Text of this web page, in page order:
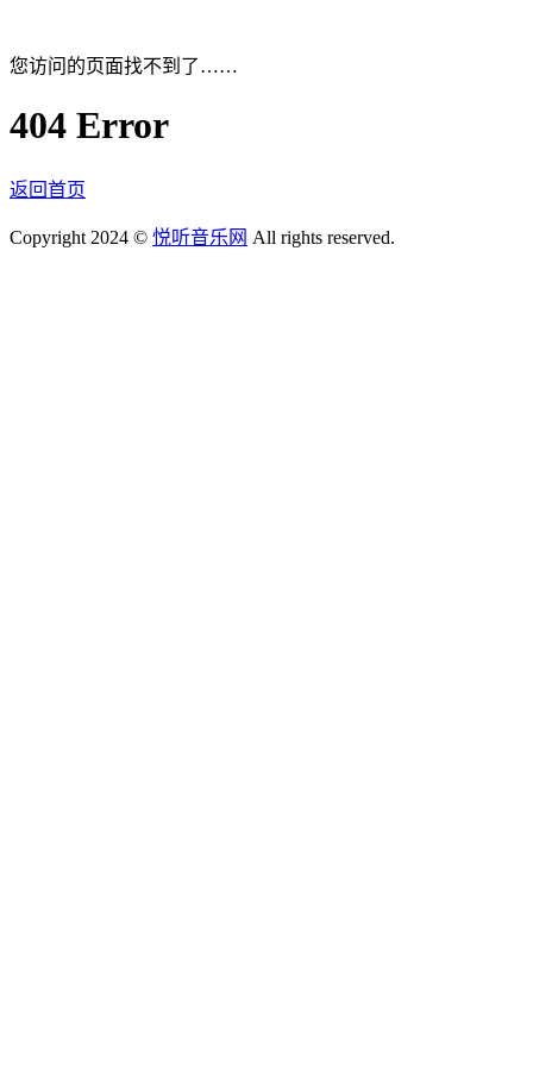
您访问的页面找不到了……
404 Error
返回首页
Copyright 2024 © 悦听音乐网 All rights reserved.